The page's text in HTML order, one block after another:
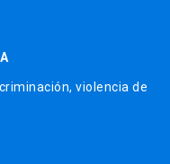
violencia de